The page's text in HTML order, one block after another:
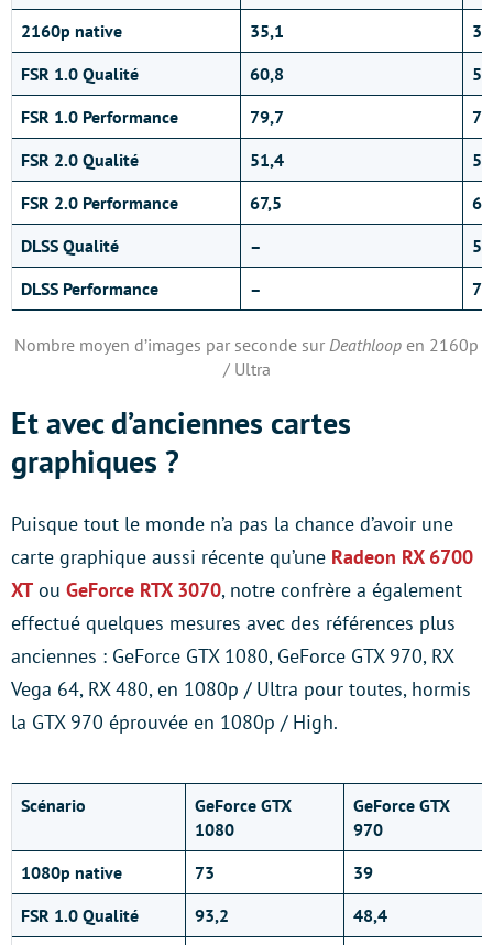
2160p native
35,1
FSR 1.0 Qualité
60,8
FSR 1.0 Performance
79,7
74
FSR 2.0 Qualité
51,4
FSR 2.0 Performance
67,5
DLSS Qualité
–
DLSS Performance
–
Nombre moyen d’images par seconde sur Deathloop en 2160p
/ Ultra
Et avec d’anciennes cartes
graphiques ?
Puisque tout le monde n’a pas la chance d’avoir une
carte graphique aussi récente qu’une Radeon RX 6700
XT ou GeForce RTX 3070, notre confrère a également
effectué quelques mesures avec des références plus
anciennes : GeForce GTX 1080, GeForce GTX 970, RX
Vega 64, RX 480, en 1080p / Ultra pour toutes, hormis
la GTX 970 éprouvée en 1080p / High.
Scénario
GeForce GTX
1080
GeForce GTX
970
1080p native
73
39
FSR 1.0 Qualité
93,2
48,4